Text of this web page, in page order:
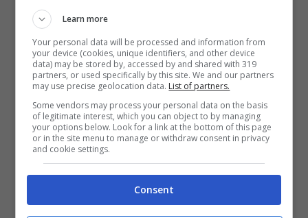
che non permettono investimenti
eccessivi, soprattutto per ingaggi di primo
livello come quello diVlahovic. La
Juventus, dal canto suo, ha blindato
attaccante, rendendo ancora più difficile
per ilVillarrealformulare un’offerta
accettabile. La delusione deitifosiè
palpabile, soprattutto alla luce delle
recenti prestazioni della squadra che ha
Learn more
Your personal data will be processed and information from
your device (cookies, unique identifiers, and other device
data) may be stored by, accessed by and shared with 319
partners, or used specifically by this site. We and our partners
may use precise geolocation data. List of partners.
Some vendors may process your personal data on the basis
of legitimate interest, which you can object to by managing
your options below. Look for a link at the bottom of this page
or in the site menu to manage or withdraw consent in privacy
and cookie settings.
Consent